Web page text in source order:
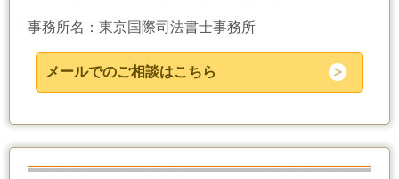
事務所名：東京国際司法書士事務所
メールでのご相談はこちら